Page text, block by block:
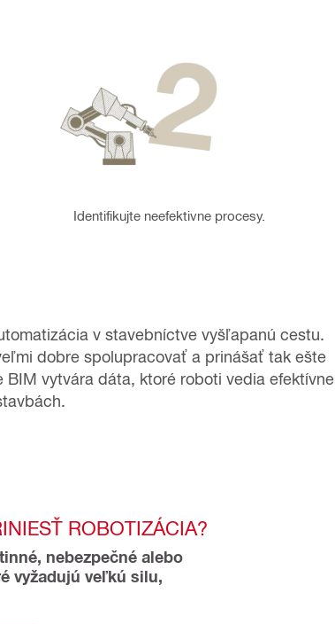
Identifikujte neefektivne procesy.
v stavebníctve vyšľapanú cestu.
dobre spolupracovať a prinášať tak ešte
vytvára dáta, ktoré roboti vedia efektívne
ROBOTIZÁCIA?
nebezpečné alebo
vyžadujú veľkú silu,